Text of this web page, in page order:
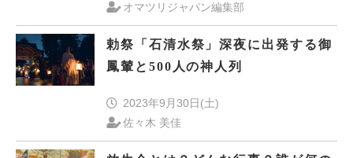
オマツリジャパン編集部
勅祭「石清水祭」深夜に出発する御
鳳輦と500人の神人列
2023年9月30日(土)
佐々木 美佳